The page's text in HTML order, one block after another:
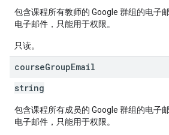
包含课程所有教师的 Google 群组的电子
电子邮件，只能用于权限。
只读。
courseGroupEmail
string
包含课程所有成员的 Google 群组的电子
电子邮件，只能用于权限。